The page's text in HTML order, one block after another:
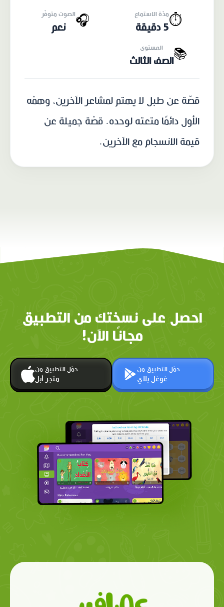
⏱️مدّة الاستماع
5 دقيقة
🎧الصوت متوفّر
نعم
📚 المستوى
الصف الثالث
قصّة عن طبل لا يهتم لمشاعر الآخرين، وهمّه
الأول دائمًا متعته لوحده. قصّة جميلة عن
قيمة الانسجام مع الآخرين.
احصل على نسختك من التطبيق
مجانًا الآن!
حمّل التطبيق من
متجر أبل
حمّل التطبيق من
غوغل بلاي